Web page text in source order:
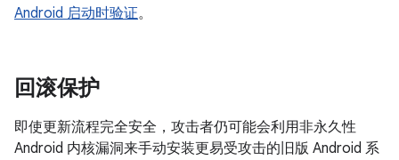
Android 启动时验证。
回滚保护
即使更新流程完全安全，攻击者仍可能会利用非永久性
Android 内核漏洞来手动安装更易受攻击的旧版 Android 系